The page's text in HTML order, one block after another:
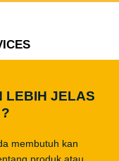
LEBIH JELAS
membutuh kan